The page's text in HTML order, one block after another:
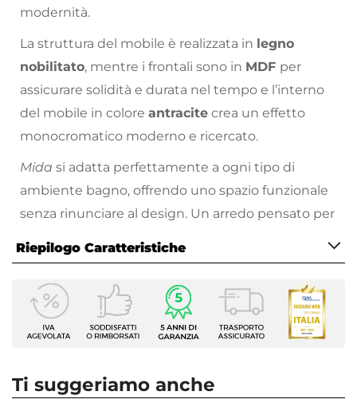
modernità.
La struttura del mobile è realizzata in legno
nobilitato, mentre i frontali sono in MDF per
assicurare solidità e durata nel tempo e l’interno
del mobile in colore antracite crea un effetto
monocromatico moderno e ricercato.
Mida si adatta perfettamente a ogni tipo di
ambiente bagno, offrendo uno spazio funzionale
senza rinunciare al design. Un arredo pensato per
soluzione.
Riepilogo Caratteristiche
Caratteristiche Mobile
Larghezza
59,8 cm
Altezza
Ti suggeriamo anche